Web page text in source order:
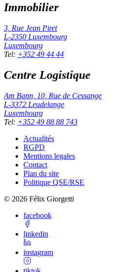
Immobilier
3, Rue Jean Piret
L-2350 Luxembourg
Luxembourg
Tel: +352 49 44 44
Centre Logistique
Am Bann, 10, Rue de Cessange
L-3372 Leudelange
Luxembourg
Tel: +352 49 88 88 743
Actualités
RGPD
Mentions legales
Contact
Plan du site
Politique QSE/RSE
© 2026 Félix Giorgetti
facebook
linkedin
instagram